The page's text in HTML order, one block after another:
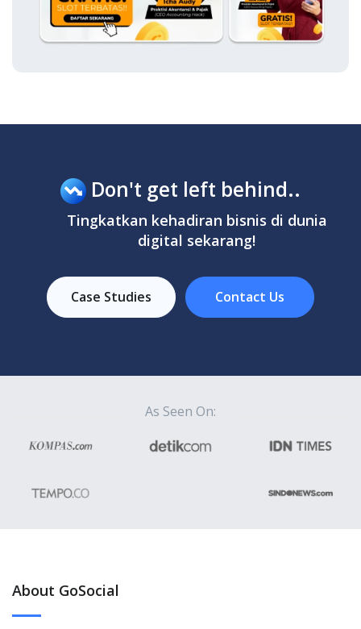
Don't get left behind..
Tingkatkan kehadiran bisnis di dunia
digital sekarang!
Case Studies Contact Us
As Seen On:
About GoSocial